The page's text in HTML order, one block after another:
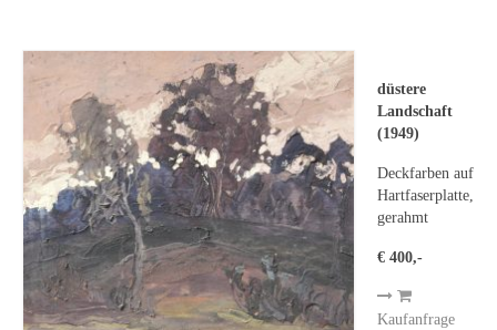
George Paice
Johann Georg Strobel
Ludwig Martin Wilberg
Weitere Künstler nach 1945
Kunst 1900-1945
Walter Becker
düstere
Landschaft
(1949)
Deckfarben auf
Hartfaserplatte,
gerahmt
€ 400,-
Kaufanfrage